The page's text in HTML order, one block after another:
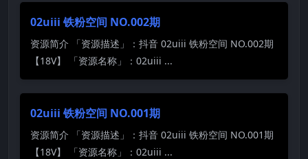
02uiii 铁粉空间 NO.002期
资源简介 「资源描述」：抖音 02uiii 铁粉空间 NO.002期
【18V】 「资源名称」：02uiii ...
02uiii 铁粉空间 NO.001期
资源简介 「资源描述」：抖音 02uiii 铁粉空间 NO.001期
【18V】 「资源名称」：02uiii ...